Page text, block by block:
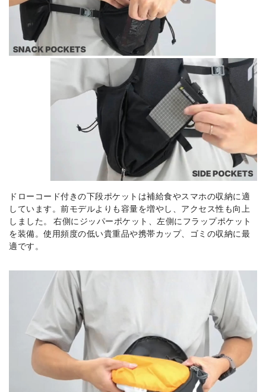
ドローコード付きの下段ポケットは補給食やスマホの収納に適
しています。前モデルよりも容量を増やし、アクセス性も向上
しました。 右側にジッパーポケット、左側にフラップポケット
を装備。使用頻度の低い貴重品や携帯カップ、ゴミの収納に最
適です。